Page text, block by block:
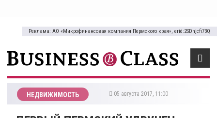
Реклама: АО «Микрофинансовая компания Пермского края», erid:2SDnjcfi73Q
НЕДВИЖИМОСТЬ 05 августа 2017, 11:00